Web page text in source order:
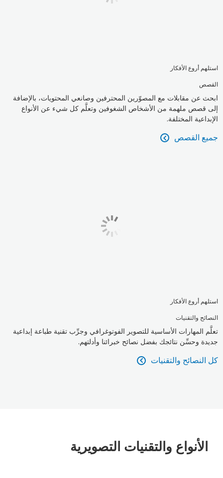
استلهم أروع الأفكار
القصص
ابحث عن مقابلات مع المصوّرين المحترفين وصانعي المحتويات، بالإضافة
إلى قصص ملهمة من الأشخاص الشغوفين وتعلَّم كل شيء عن الأنواع
الإبداعية المختلفة.
جميع القصص 
استلهم أروع الأفكار
النصائح والتقنيات
تعلَّم المهارات الأساسية للتصوير الفوتوغرافي وجرِّب تقنية طباعة إبداعية
جديدة وحسِّن نتائجك بفضل نصائح خبرائنا وأدلتهم.
كل النصائح والتقنيات 
الأنواع والتقنيات التصويرية